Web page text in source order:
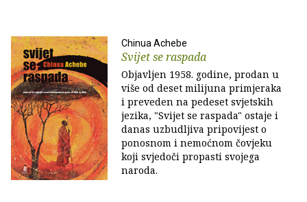
Chinua Achebe
Svijet se raspada
Objavljen 1958. godine, prodan u
više od deset milijuna primjeraka
i preveden na pedeset svjetskih
jezika, "Svijet se raspada" ostaje i
danas uzbudljiva pripovijest o
ponosnom i nemoćnom čovjeku
koji svjedoči propasti svojega
naroda.